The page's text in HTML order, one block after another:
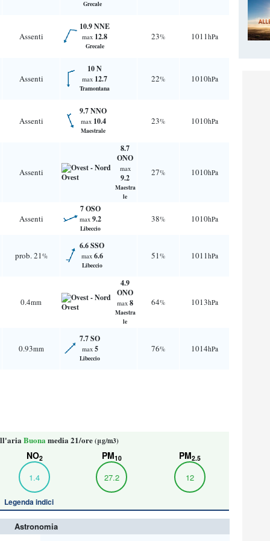
Grecale
Assenti
10.9 NNE
max 12.8
Grecale
23% 1011hPa
Assenti
10 N
max 12.7
Tramontana
22% 1010hPa
Assenti
9.7 NNO
max 10.4
Maestrale
23% 1010hPa
Assenti
8.7
ONO
max
9.2
Maestra
le
27% 1010hPa
Assenti
7 OSO
max 9.2
Libeccio
38% 1010hPa
prob. 21%
6.6 SSO
max 6.6
Libeccio
51% 1011hPa
0.4mm
4.9
ONO
max 8
Maestra
le
64% 1013hPa
0.93mm
7.7 SO
max 5
Libeccio
76% 1014hPa
Buona media 21/ore(μg/m3)
NO2
1.4
PM10
27.2
PM2.5
12
Legenda indici
Astronomia